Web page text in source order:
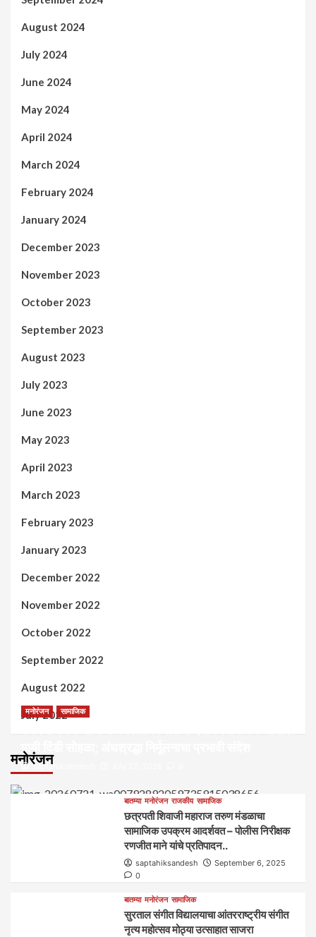
August 2024
July 2024
June 2024
May 2024
April 2024
March 2024
February 2024
January 2024
December 2023
November 2023
October 2023
September 2023
August 2023
July 2023
June 2023
May 2023
April 2023
March 2023
February 2023
January 2023
December 2022
November 2022
October 2022
September 2022
August 2022
July 2022
मनोरंजन
मनोरंजन सामाजिक
पायी दिंडी सोहळा; अंधश्रद्धा निर्मूलनाचा प्रभावी संदेश
saptahiksandesh
बातम्या मनोरंजन राजकीय सामाजिक
छत्रपती शिवाजी महाराज तरुण मंडळाचा
सामाजिक उपक्रम आदर्शवत – पोलीस निरीक्षक
रणजीत माने यांचे प्रतिपादन..
saptahiksandesh
September 6, 2025
0
बातम्या मनोरंजन सामाजिक
सुरताल संगीत विद्यालयाचा आंतरराष्ट्रीय संगीत
नृत्य महोत्सव मोठ्या उत्साहात साजरा